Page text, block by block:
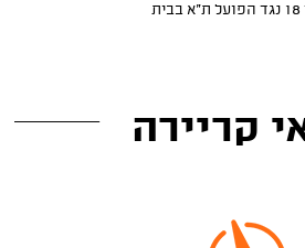
קריירה